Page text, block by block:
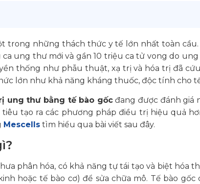
trong những thách thức y tế lớn nhất toàn cầu.
ca ung thư mới và gần 10 triệu ca tử vong do
thống như phẫu thuật, xạ trị và hóa trị đã
lớn như khả năng kháng thuốc, độc tính cho
ung thư bằng tế bào gốcđang được đánh giá
tạo ra các phương pháp điều trị hiệu quả
Mescells tìm hiểu qua bài viết sau đây.
phân hóa, có khả năng tự tái tạo và biệt hóa
hoặc tế bào cơ) để sửa chữa mô. Tế bào